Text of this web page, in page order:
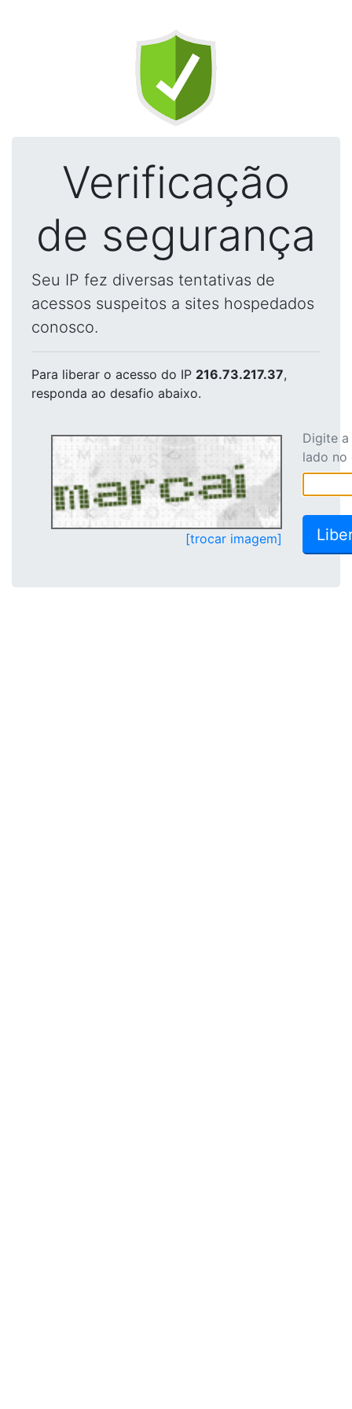
Verificação
de segurança
Seu IP fez diversas tentativas de
acessos suspeitos a sites hospedados
conosco.
Para liberar o acesso do IP 216.73.217.37,
responda ao desafio abaixo.
[trocar imagem]
Digite
lado no